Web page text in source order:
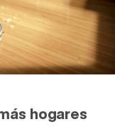
hogares